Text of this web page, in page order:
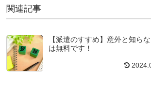
関連記事
【派遣のすすめ】意外と知ら
は無料です！